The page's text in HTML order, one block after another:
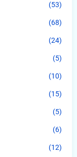
(53)
(68)
(24)
(5)
(10)
(15)
(5)
(6)
(12)